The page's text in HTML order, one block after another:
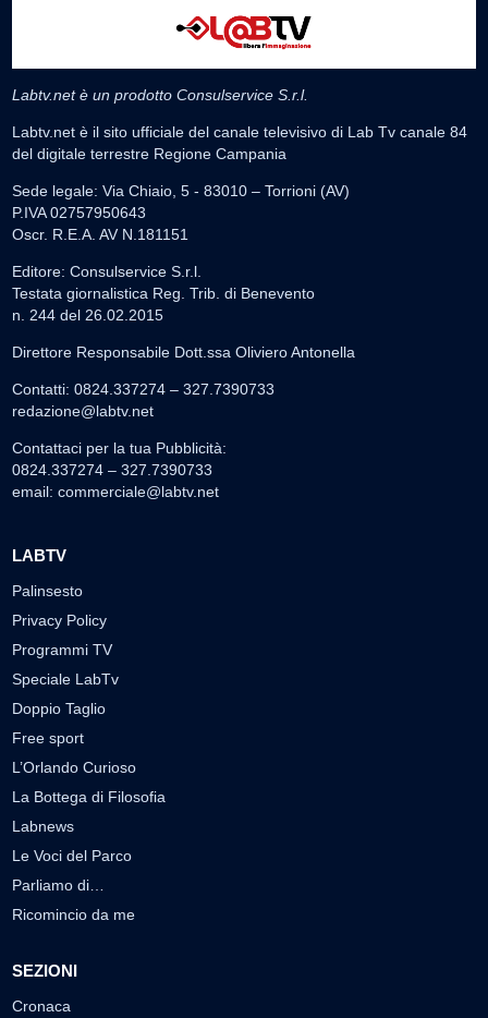
Labtv.net è un prodotto Consulservice S.r.l.
Labtv.net è il sito ufficiale del canale televisivo di Lab Tv canale 84
del digitale terrestre Regione Campania
Sede legale: Via Chiaio, 5 - 83010 – Torrioni (AV)
P.IVA 02757950643
Oscr. R.E.A. AV N.181151
Editore: Consulservice S.r.l.
Testata giornalistica Reg. Trib. di Benevento
n. 244 del 26.02.2015
Direttore Responsabile Dott.ssa Oliviero Antonella
Contatti: 0824.337274 – 327.7390733
redazione@labtv.net
Contattaci per la tua Pubblicità:
0824.337274 – 327.7390733
email: commerciale@labtv.net
LABTV
Palinsesto
Privacy Policy
Programmi TV
Speciale LabTv
Doppio Taglio
Free sport
L’Orlando Curioso
La Bottega di Filosofia
Labnews
Le Voci del Parco
Parliamo di…
Ricomincio da me
SEZIONI
Cronaca